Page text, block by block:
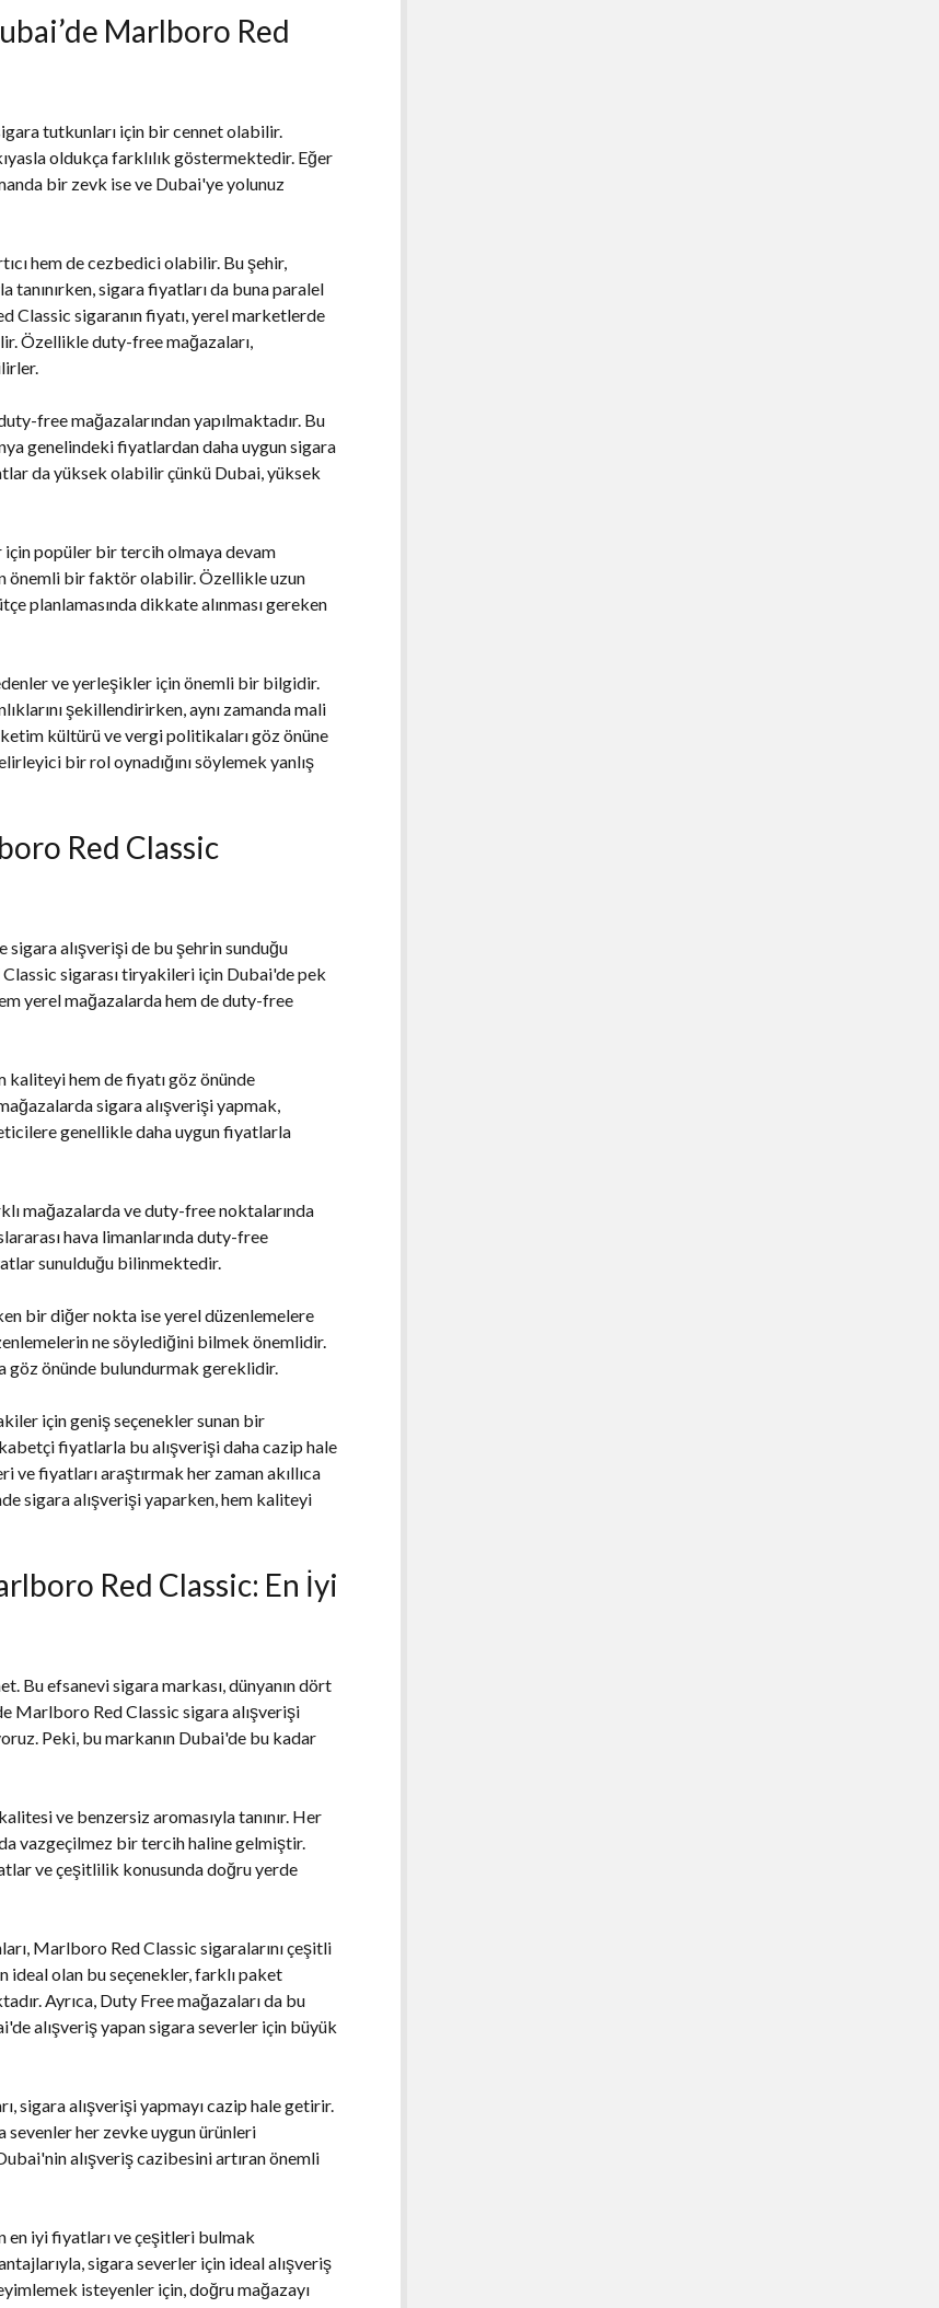
Marlboro Red
tutkunları için bir cennet olabilir.
oldukça farklılık göstermektedir. Eğer
bir zevk ise ve Dubai'ye yolunuz
hem de cezbedici olabilir. Bu şehir,
tanınırken, sigara fiyatları da buna paralel
sigaranın fiyatı, yerel marketlerde
Özellikle duty-free mağazaları,
free mağazalarından yapılmaktadır. Bu
genelindeki fiyatlardan daha uygun sigara
da yüksek olabilir çünkü Dubai, yüksek
popüler bir tercih olmaya devam
önemli bir faktör olabilir. Özellikle uzun
planlamasında dikkate alınması gereken
ve yerleşikler için önemli bir bilgidir.
şekillendirirken, aynı zamanda mali
kültürü ve vergi politikaları göz önüne
bir rol oynadığını söylemek yanlış
Red Classic
sigara alışverişi de bu şehrin sunduğu
sigarası tiryakileri için Dubai'de pek
yerel mağazalarda hem de duty-free
kaliteyi hem de fiyatı göz önünde
sigara alışverişi yapmak,
genellikle daha uygun fiyatlarla
mağazalarda ve duty-free noktalarında
hava limanlarında duty-free
sunulduğu bilinmektedir.
bir diğer nokta ise yerel düzenlemelere
ne söylediğini bilmek önemlidir.
göz önünde bulundurmak gereklidir.
için geniş seçenekler sunan bir
fiyatlarla bu alışverişi daha cazip hale
ve fiyatları araştırmak her zaman akıllıca
sigara alışverişi yaparken, hem kaliteyi
Red Classic: En İyi
Bu efsanevi sigara markası, dünyanın dört
Marlboro Red Classic sigara alışverişi
Peki, bu markanın Dubai'de bu kadar
ve benzersiz aromasıyla tanınır. Her
vazgeçilmez bir tercih haline gelmiştir.
ve çeşitlilik konusunda doğru yerde
Marlboro Red Classic sigaralarını çeşitli
ideal olan bu seçenekler, farklı paket
Ayrıca, Duty Free mağazaları da bu
alışveriş yapan sigara severler için büyük
sigara alışverişi yapmayı cazip hale getirir.
sevenler her zevke uygun ürünleri
alışveriş cazibesini artıran önemli
en iyi fiyatları ve çeşitleri bulmak
sigara severler için ideal alışveriş
isteyenler için, doğru mağazayı